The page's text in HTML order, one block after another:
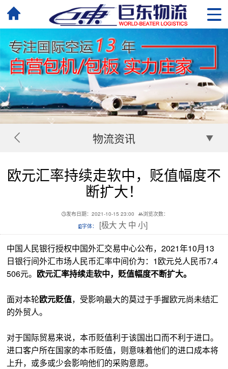
物流资讯
欧元汇率持续走软中，贬值幅度不
断扩大！
发布日期：2021-10-15 23:00
浏览次数：
字体：
[极大 大 中 小]
中国人民银行授权中国外汇交易中心公布，2021年10月13
日银行间外汇市场人民币汇率中间价为：1欧元兑人民币7.4
506元。 欧元汇率持续走软中，贬值幅度不断扩大。
面对本轮欧元贬值，受影响最大的莫过于手握欧元尚未结汇
的外贸人。
对于国际贸易来说，本币贬值利于该国出口而不利于进口。
进口客户所在国家的本币贬值，则意味着他们的进口成本将
上升，或多或少会影响他们的采购意愿。